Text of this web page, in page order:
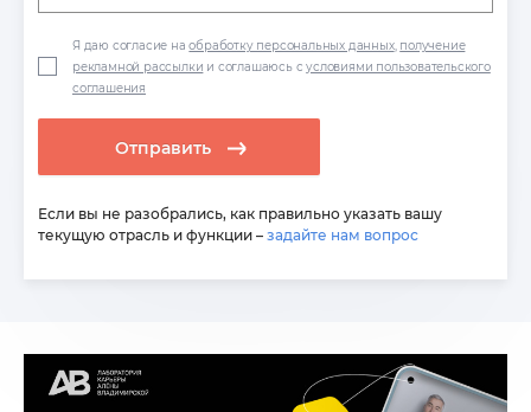
Я даю согласие наобработку персональных данных, получение
рекламной рассылки и соглашаюсь сусловиями пользовательского
соглашения
Отправить
Если вы не разобрались, как правильно указать вашу
текущую отрасль и функции – задайте нам вопрос